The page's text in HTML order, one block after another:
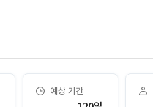
예상 기간